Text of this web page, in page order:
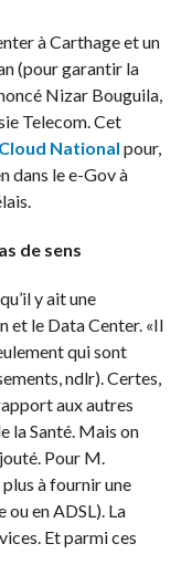
à Carthage et un
(pour garantir la
Nizar Bouguila,
Telecom. Cet
Cloud National pour,
dans le e-Gov à
de sens
y ait une
et le Data Center. «Il
qui sont
ndlr). Certes,
aux autres
la Santé. Mais on
Pour M.
à fournir une
en ADSL). La
Et parmi ces